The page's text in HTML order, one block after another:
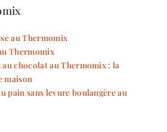
au Thermomix
Thermomix
au chocolat au Thermomix : la
maison
pain sans levure boulangère au